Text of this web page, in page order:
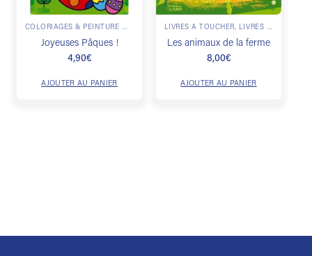
COLORIAGES & PEINTURE MAGIQUE
Joyeuses Pâques !
4,90€
AJOUTER AU PANIER
LIVRES À TOUCHER, LIVRES ANIMÉS
Les animaux de la ferme
8,00€
AJOUTER AU PANIER